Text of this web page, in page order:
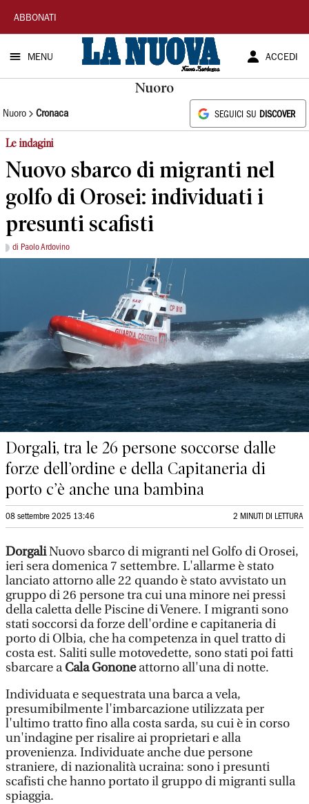
La
Nuova
Sardegna
ABBONATI
MENU ACCEDI
Nuoro
Nuoro Cronaca SEGUICI SU DISCOVER
Le indagini
Nuovo sbarco di migranti nel
golfo di Orosei: individuati i
presunti scafisti
di Paolo Ardovino
Dorgali, tra le 26 persone soccorse dalle
forze dell’ordine e della Capitaneria di
porto c’è anche una bambina
08 settembre 2025 13:46 2 MINUTI DI LETTURA
DorgaliNuovo sbarco di migranti nel Golfo di Orosei,
ieri sera domenica 7 settembre. L'allarme è stato
lanciato attorno alle 22 quando è stato avvistato un
gruppo di 26 persone tra cui una minore nei pressi
della caletta delle Piscine di Venere. I migranti sono
stati soccorsi da forze dell'ordine e capitaneria di
porto di Olbia, che ha competenza in quel tratto di
costa est. Saliti sulle motovedette, sono stati poi fatti
sbarcare aCala Gononeattorno all'una di notte.
Individuata e sequestrata una barca a vela,
presumibilmente l'imbarcazione utilizzata per
l'ultimo tratto fino alla costa sarda, su cui è in corso
un'indagine per risalire ai proprietari e alla
provenienza. Individuate anche due persone
straniere, di nazionalità ucraina: sono i presunti
scafisti che hanno portato il gruppo di migranti sulla
spiaggia.